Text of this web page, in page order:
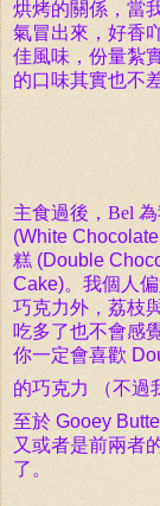
烘烤的關係，當
氣冒出來，好香
佳風味，份量紮
的口味其實也不
主食過後， Bel
(White
糕 (Double
Cake)。我個人
巧克力外，荔枝
吃多了也不會感
你一定會喜歡
的巧克力 （不過
至於 Gooey
又或者是前兩者
了。